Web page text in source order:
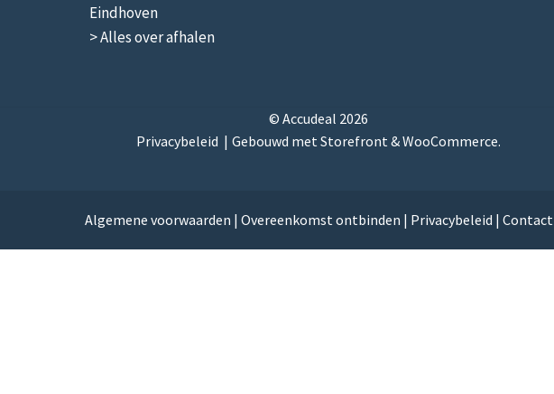
Eindhoven
> Alles over afhalen
© Accudeal 2026
Privacybeleid
Gebouwd met Storefront & WooCommerce.
Algemene voorwaarden | Overeenkomst ontbinden | Privacybeleid | Contact